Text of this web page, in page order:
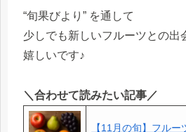
“旬果びより” を通して
少しでも新しいフルーツとの出
嬉しいです♪
＼合わせて読みたい記事／
【11月の旬】フルー